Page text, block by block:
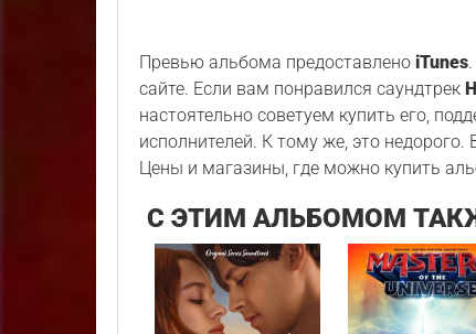
Превью альбома предоставленоiTunes
сайте. Если вам понравился саундтрек
настоятельно советуем купить его,
исполнителей. К тому же, это
Цены и магазины, где можно купить
С ЭТИМ АЛЬБОМОМ